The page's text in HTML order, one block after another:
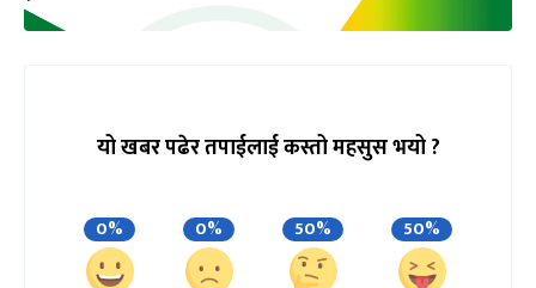
यो खबर पढेर तपाईलाई कस्तो महसुस भयो ?
0% 0% 50% 50%